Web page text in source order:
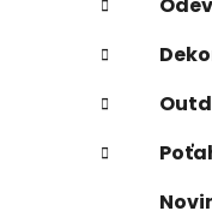
ý
p
n
e
l
ó
r
i
e